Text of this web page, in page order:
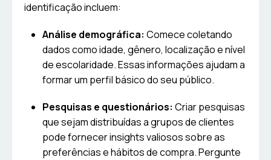
identificação incluem:
Análise demográfica: Comece coletando
dados como idade, gênero, localização e nível
de escolaridade. Essas informações ajudam a
formar um perfil básico do seu público.
Pesquisas e questionários: Criar pesquisas
que sejam distribuídas a grupos de clientes
pode fornecer insights valiosos sobre as
preferências e hábitos de compra. Pergunte